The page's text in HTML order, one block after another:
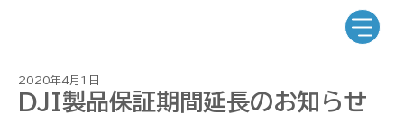
DJI製品保証期間延長のお知らせ
2020年4月1日